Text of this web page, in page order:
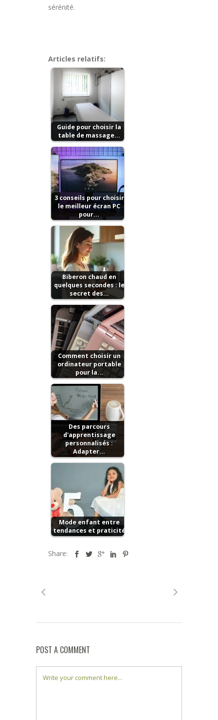
sérénité.
Articles relatifs:
Guide pour choisir la
table de massage…
3 conseils pour choisir
le meilleur écran PC
pour…
Biberon chaud en
quelques secondes : le
secret des…
Comment choisir un
ordinateur portable
pour la…
Des parcours
d'apprentissage
personnalisés :
Adapter…
Mode enfant entre
tendances et praticité
Share:
POST A COMMENT